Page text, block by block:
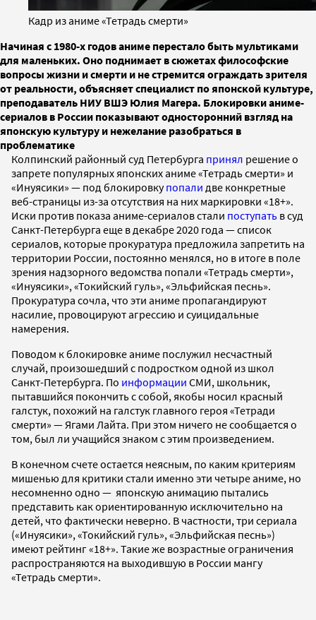
Кадр из аниме «Тетрадь смерти»
Начиная с 1980-х годов аниме перестало быть мультиками
для маленьких. Оно поднимает в сюжетах философские
вопросы жизни и смерти и не стремится ограждать зрителя
от реальности, объясняет специалист по японской культуре,
преподаватель НИУ ВШЭ Юлия Магера. Блокировки аниме-
сериалов в России показывают односторонний взгляд на
японскую культуру и нежелание разобраться в
проблематике
Колпинский районный суд Петербурга принял решение о
запрете популярных японских аниме «Тетрадь смерти» и
«Инуясики» — под блокировкупопали две конкретные
веб-страницы из-за отсутствия на них маркировки «18+».
Иски против показа аниме-сериалов стали поступать в суд
Санкт-Петербурга еще в декабре 2020 года — список
сериалов, которые прокуратура предложила запретить на
территории России, постоянно менялся, но в итоге в поле
зрения надзорного ведомства попали «Тетрадь смерти»,
«Инуясики», «Токийский гуль», «Эльфийская песнь».
Прокуратура сочла, что эти аниме пропагандируют
насилие, провоцируют агрессию и суицидальные
намерения.
Поводом к блокировке аниме послужил несчастный
случай, произошедший с подростком одной из школ
Санкт-Петербурга. По информации СМИ, школьник,
пытавшийся покончить с собой, якобы носил красный
галстук, похожий на галстук главного героя «Тетради
смерти» — Ягами Лайта. При этом ничего не сообщается о
том, был ли учащийся знаком с этим произведением.
В конечном счете остается неясным, по каким критериям
мишенью для критики стали именно эти четыре аниме, но
несомненно одно — японскую анимацию пытались
представить как ориентированную исключительно на
детей, что фактически неверно. В частности, три сериала
(«Инуясики», «Токийский гуль», «Эльфийская песнь»)
имеют рейтинг «18+». Такие же возрастные ограничения
распространяются на выходившую в России мангу
«Тетрадь смерти».